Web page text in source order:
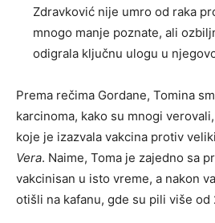
Zdravković nije umro od raka
mnogo manje poznate, ali
odigrala ključnu ulogu u
Prema rečima Gordane, Tomina
karcinoma, kako su mnogi
koje je izazvala vakcina protiv
Vera. Naime, Toma je zajedno sa
vakcinisan u isto vreme, a nakon
otišli na kafanu, gde su pili više od